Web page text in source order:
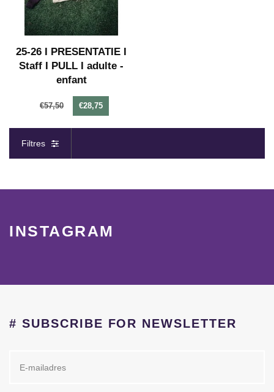
25-26 I PRESENTATIE I
Staff I PULL I adulte -
enfant
€57,50 €28,75
Filtres
INSTAGRAM
# SUBSCRIBE FOR NEWSLETTER